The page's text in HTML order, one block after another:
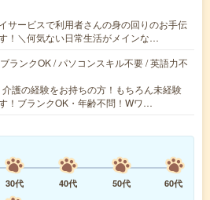
サービスで利用者さんの身の回りのお手伝
！＼何気ない日常生活がメインな…
ランクOK / パソコンスキル不要 / 英語力不
介護の経験をお持ちの方！もちろん未経験
！ブランクOK・年齢不問！Wワ…
30代 40代 50代
60代